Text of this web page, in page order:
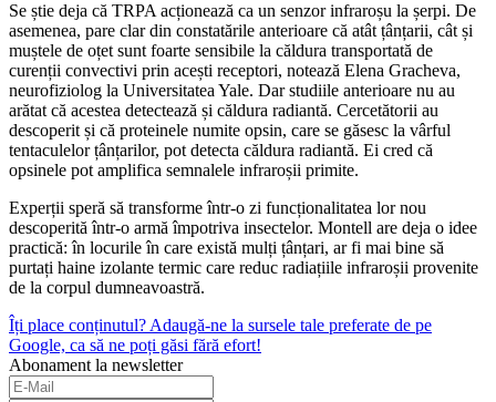
Se știe deja că TRPA acționează ca un senzor infraroșu la șerpi. De
asemenea, pare clar din constatările anterioare că atât țânțarii, cât și
muștele de oțet sunt foarte sensibile la căldura transportată de
curenții convectivi prin acești receptori, notează Elena Gracheva,
neurofiziolog la Universitatea Yale. Dar studiile anterioare nu au
arătat că acestea detectează și căldura radiantă. Cercetătorii au
descoperit și că proteinele numite opsin, care se găsesc la vârful
tentaculelor țânțarilor, pot detecta căldura radiantă. Ei cred că
opsinele pot amplifica semnalele infraroșii primite.
Experții speră să transforme într-o zi funcționalitatea lor nou
descoperită într-o armă împotriva insectelor. Montell are deja o idee
practică: în locurile în care există mulți țânțari, ar fi mai bine să
purtați haine izolante termic care reduc radiațiile infraroșii provenite
de la corpul dumneavoastră.
Îți place conținutul? Adaugă-ne la sursele tale preferate de pe
Google, ca să ne poți găsi fără efort!
Abonament la newsletter